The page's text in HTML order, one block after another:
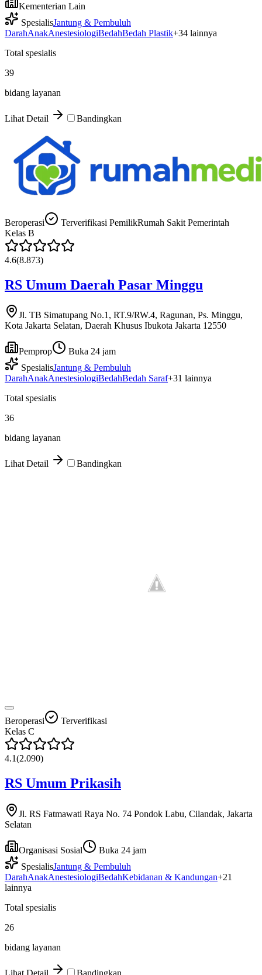
Kementerian Lain
SpesialisJantung & Pembuluh
DarahAnakAnestesiologiBedahBedah Plastik+34 lainnya
Total spesialis
39
bidang layanan
Lihat Detail Bandingkan
Beroperasi Terverifikasi PemilikRumah Sakit Pemerintah
Kelas B
4.6(8.873)
RS Umum Daerah Pasar Minggu
Jl. TB Simatupang No.1, RT.9/RW.4, Ragunan, Ps. Minggu,
Kota Jakarta Selatan, Daerah Khusus Ibukota Jakarta 12550
Pemprop
Buka 24 jam
SpesialisJantung & Pembuluh
DarahAnakAnestesiologiBedahBedah Saraf+31 lainnya
Total spesialis
36
bidang layanan
Lihat Detail Bandingkan
Beroperasi
Terverifikasi
Kelas C
4.1(2.090)
RS Umum Prikasih
Jl. RS Fatmawati Raya No. 74 Pondok Labu, Cilandak, Jakarta
Selatan
Organisasi Sosial
Buka 24 jam
SpesialisJantung & Pembuluh
DarahAnakAnestesiologiBedahKebidanan & Kandungan+21
lainnya
Total spesialis
26
bidang layanan